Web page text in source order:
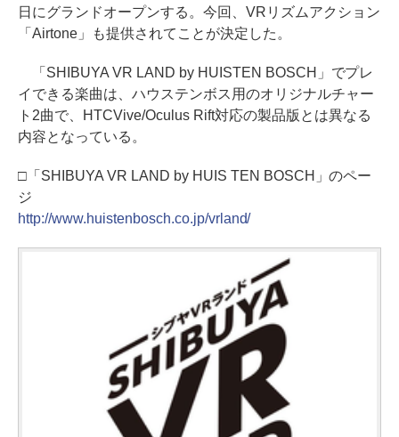
日にグランドオープンする。今回、VRリズムアクション
「Airtone」も提供されてことが決定した。
「SHIBUYA VR LAND by HUISTEN BOSCH」でプレ
イできる楽曲は、ハウステンボス用のオリジナルチャー
ト2曲で、HTCVive/Oculus Rift対応の製品版とは異なる
内容となっている。
□「SHIBUYA VR LAND by HUIS TEN BOSCH」のペー
ジ
http://www.huistenbosch.co.jp/vrland/